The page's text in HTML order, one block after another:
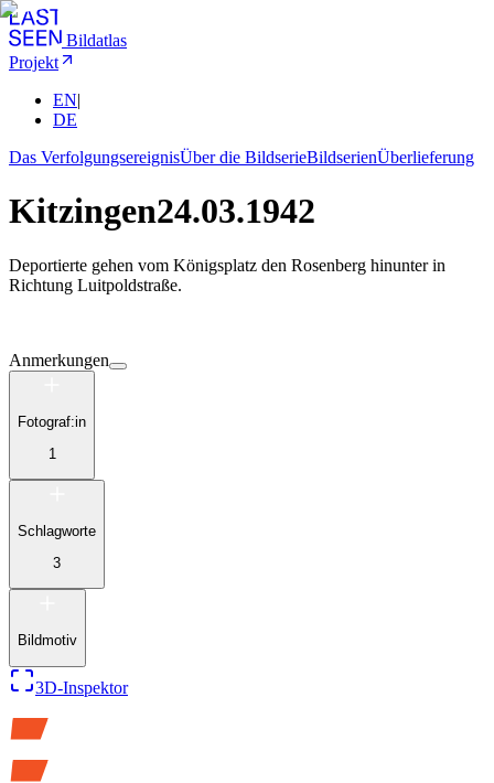
Bildatlas
Projekt
EN|
DE
Das VerfolgungsereignisÜber die BildserieBildserienÜberlieferung
Kitzingen24.03.1942
Deportierte gehen vom Königsplatz den Rosenberg hinunter in
Richtung Luitpoldstraße.
Anmerkungen
Fotograf:in
1
Schlagworte
3
Bildmotiv
3D-Inspektor